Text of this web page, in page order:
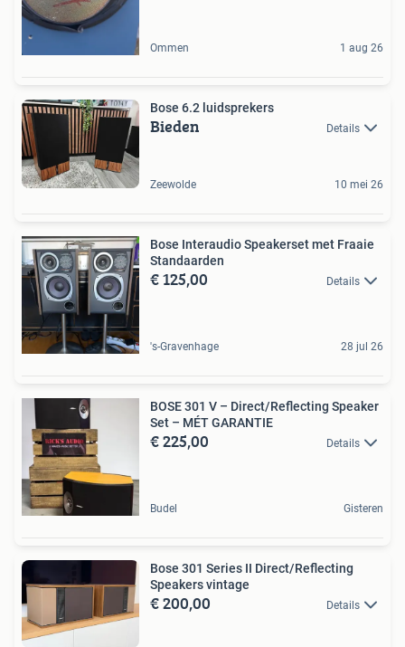
Ommen 1 aug 26
Bose 6.2 luidsprekers
Bieden Details
Zeewolde 10 mei 26
Bose Interaudio Speakerset met Fraaie
Standaarden
€ 125,00 Details
's-Gravenhage 28 jul 26
BOSE 301 V – Direct/Reflecting Speaker
Set – MÉT GARANTIE
€ 225,00 Details
Budel Gisteren
Bose 301 Series II Direct/Reflecting
Speakers vintage
€ 200,00 Details